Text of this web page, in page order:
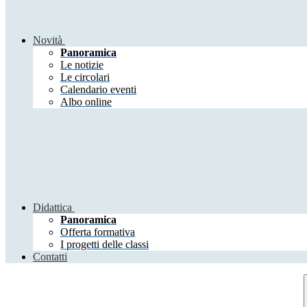
Novità
Panoramica
Le notizie
Le circolari
Calendario eventi
Albo online
Didattica
Panoramica
Offerta formativa
I progetti delle classi
Contatti